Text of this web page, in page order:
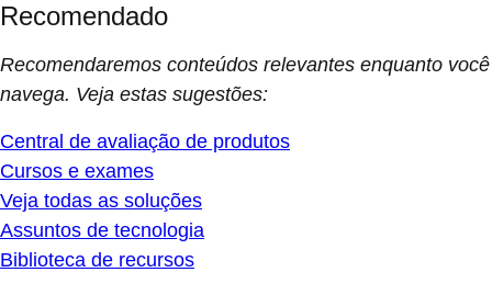
Recomendado
Recomendaremos conteúdos relevantes enquanto você
navega. Veja estas sugestões:
Central de avaliação de produtos
Cursos e exames
Veja todas as soluções
Assuntos de tecnologia
Biblioteca de recursos